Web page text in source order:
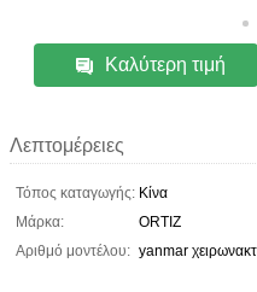
Καλύτερη τιμή
Λεπτομέρειες
Τόπος καταγωγής: Κίνα
Μάρκα:
ORTIZ
Αριθμό μοντέλου: yanmar